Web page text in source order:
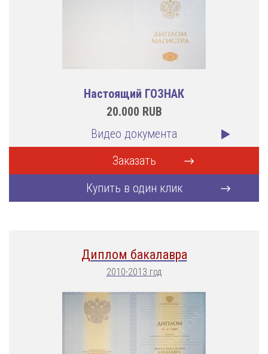
Настоящий ГОЗНАК
20.000 RUB
Видео документа
Заказать
Купить в один клик
Диплом бакалавра
2010-2013 год